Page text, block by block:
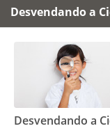
Desvendando a
Desvendando a